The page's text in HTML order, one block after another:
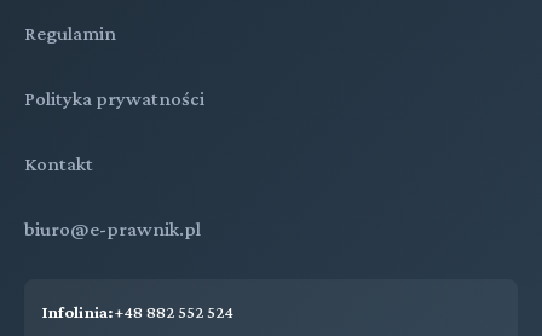
Regulamin
Polityka prywatności
Kontakt
biuro@e-prawnik.pl
Infolinia:+48 882 552 524